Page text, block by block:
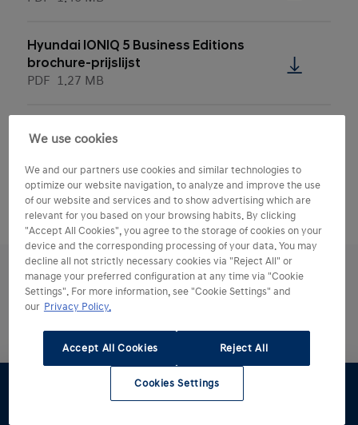
Hyundai IONIQ 5 Business Editions
brochure-prijslijst
PDF 1.27 MB
Hyundai IONIQ 5 accessoirebrochur
e
PDF 1.75 MB
Ontdek meer over de
IONIQ 5.
We use cookies
We and our partners use cookies and similar technologies to
optimize our website navigation, to analyze and improve the use
of our website and services and to show advertising which are
relevant for you based on your browsing habits. By clicking
"Accept All Cookies", you agree to the storage of cookies on your
device and the corresponding processing of your data. You may
decline all not strictly necessary cookies via "Reject All" or
manage your preferred configuration at any time via "Cookie
Settings". For more information, see "Cookie Settings" and
our Privacy Policy.
Accept All Cookies Reject All
Cookies Settings